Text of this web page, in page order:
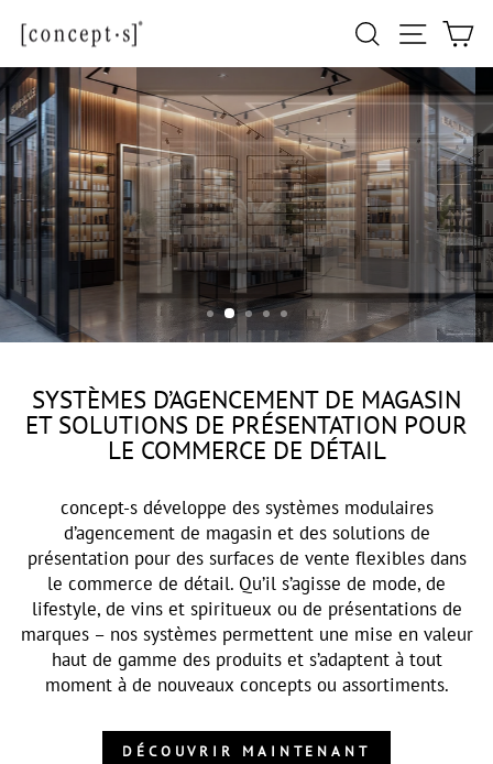
contenu
Rechercher
COMMERCE DE DÉTAIL
GÉNÉRAL
SYSTÈMES D’AGENCEMENT DE MAGASIN
ET SOLUTIONS DE PRÉSENTATION POUR
LE COMMERCE DE DÉTAIL
concept-s développe des systèmes modulaires
d’agencement de magasin et des solutions de
présentation pour des surfaces de vente flexibles dans
le commerce de détail. Qu’il s’agisse de mode, de
lifestyle, de vins et spiritueux ou de présentations de
marques – nos systèmes permettent une mise en valeur
haut de gamme des produits et s’adaptent à tout
moment à de nouveaux concepts ou assortiments.
DÉCOUVRIR MAINTENANT